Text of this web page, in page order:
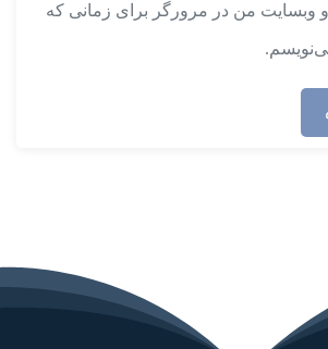
و وبسایت من در مرورگر برای زمانی که